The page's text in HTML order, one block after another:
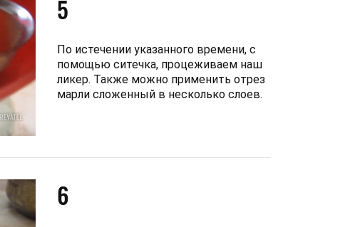
5
По истечении указанного времени, с
помощью ситечка, процеживаем наш
ликер. Также можно применить отрез
марли сложенный в несколько слоев.
6